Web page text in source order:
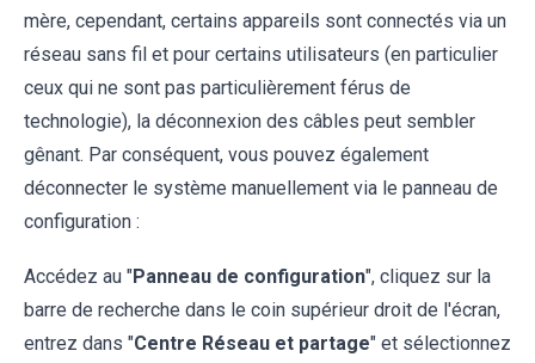
mère, cependant, certains appareils sont connectés via un
réseau sans fil et pour certains utilisateurs (en particulier
ceux qui ne sont pas particulièrement férus de
technologie), la déconnexion des câbles peut sembler
gênant. Par conséquent, vous pouvez également
déconnecter le système manuellement via le panneau de
configuration :
Accédez au "Panneau de configuration", cliquez sur la
barre de recherche dans le coin supérieur droit de l'écran,
entrez dans "Centre Réseau et partage" et sélectionnez